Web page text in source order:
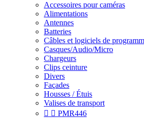
Accessoires pour caméras
Alimentations
Antennes
Batteries
Câbles et logiciels de
Casques/Audio/Micro
Chargeurs
Clips ceinture
Divers
Façades
Housses / Étuis
Valises de transport
  PMR446